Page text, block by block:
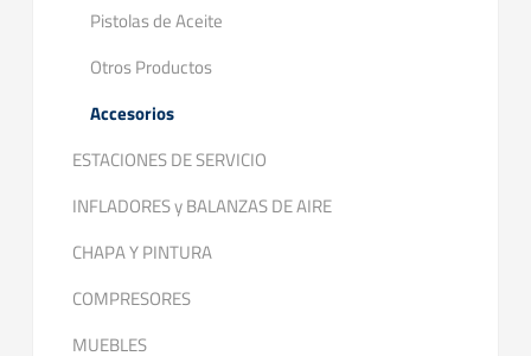
Pistolas de Aceite
Otros Productos
Accesorios
ESTACIONES DE SERVICIO
INFLADORES y BALANZAS DE AIRE
CHAPA Y PINTURA
COMPRESORES
MUEBLES